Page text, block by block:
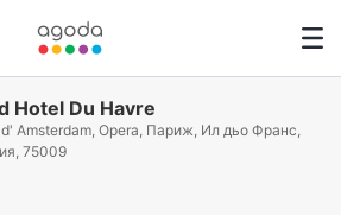
Hotel Du Havre
d' Amsterdam, Opera, Париж, Ил дьо Франс,
75009